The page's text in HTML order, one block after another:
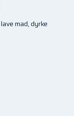
mad, dyrke